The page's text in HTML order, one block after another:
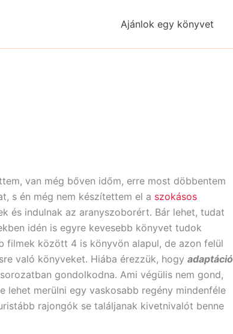
Ajánlok egy könyvet
van még bőven időm, erre most döbbentem
s én még nem készítettem el a szokásos
és indulnak az aranyszoborért. Bár lehet, tudat
idén is egyre kevesebb könyvet tudok
filmek között 4 is könyvön alapul, de azon felül
való könyveket. Hiába érezzük, hogy adaptáció
gondolkodna. Ami végülis nem gond,
merülni egy vaskosabb regény mindenféle
rajongók se találjanak kivetnivalót benne